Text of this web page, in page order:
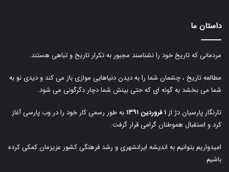
داستان ما
مردمانی که تاریخ خود را نشناسند مجبور به تکرار تاریخ و تباهی هستند.
مطالعه تاریخ ، چشمان شما را به دیدن دنیاهایی موازی باز می کند و دیدی نو به
شما می بخشد به گونه ای که حتی بینش شما دچار دگرگونی می شود.
تارنگار پارسیان دژ از ۱ فروردین ۱۳۹۱
به طور رسمی کار خود را در وب پارسی آغاز
کرد و استقبال هموطنان گرامی قرار گرفت.
امیدواریم بتوانیم به اندیشه ایرانشهری و رشد فرهنگی کشور عزیزمان کمکی کرده
باشیم